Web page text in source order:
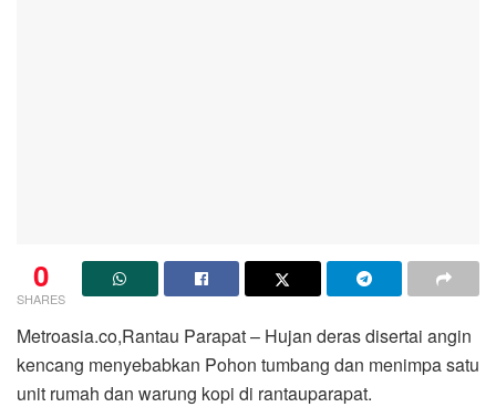
0
SHARES
Metroasia.co,Rantau Parapat – Hujan deras disertai angin
kencang menyebabkan Pohon tumbang dan menimpa satu
unit rumah dan warung kopi di rantauparapat.